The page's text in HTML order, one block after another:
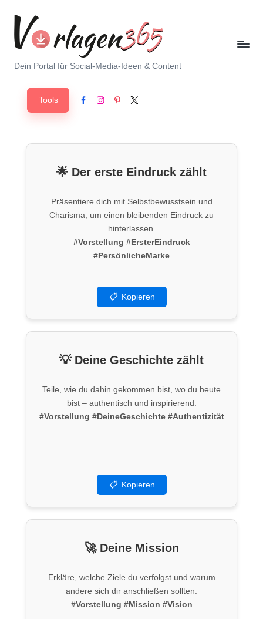
Skip
content
V
Dein Portal für Social-Media-Ideen & Content
Tools Facebook
Instagram
Pinterest
X
🌟 Der erste Eindruck zählt
Präsentiere dich mit Selbstbewusstsein und
Charisma, um einen bleibenden Eindruck zu
hinterlassen.
#Vorstellung #ErsterEindruck
#PersönlicheMarke
📋 Kopieren
💡 Deine Geschichte zählt
Teile, wie du dahin gekommen bist, wo du heute
bist – authentisch und inspirierend.
#Vorstellung #DeineGeschichte #Authentizität
📋 Kopieren
🚀 Deine Mission
Erkläre, welche Ziele du verfolgst und warum
andere sich dir anschließen sollten.
#Vorstellung #Mission #Vision